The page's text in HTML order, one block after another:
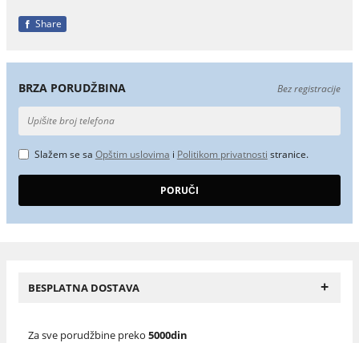
Share
BRZA PORUDŽBINA Bez registracije
Slažem se sa Opštim uslovima i Politikom privatnosti stranice.
BESPLATNA DOSTAVA +
Za sve porudžbine preko 5000din